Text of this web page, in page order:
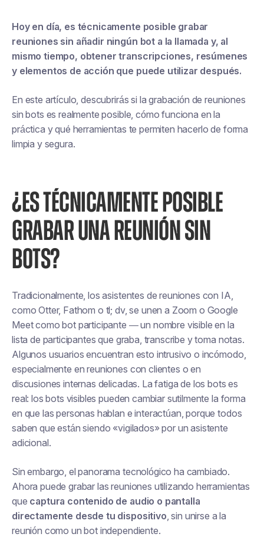
Hoy en día, es técnicamente posible grabar
reuniones sin añadir ningún bot a la llamada y, al
mismo tiempo, obtener transcripciones, resúmenes
y elementos de acción que puede utilizar después.
En este artículo, descubrirás si la grabación de reuniones
sin bots es realmente posible, cómo funciona en la
práctica y qué herramientas te permiten hacerlo de forma
limpia y segura.
¿ES TÉCNICAMENTE POSIBLE
GRABAR UNA REUNIÓN SIN
BOTS?
Tradicionalmente, los asistentes de reuniones con IA,
como Otter, Fathom o tl; dv, se unen a Zoom o Google
Meet comobot participante — un nombre visible en la
lista de participantes que graba, transcribe y toma notas.
Algunos usuarios encuentran esto intrusivo o incómodo,
especialmente en reuniones con clientes o en
discusiones internas delicadas. La fatiga de los bots es
real: los bots visibles pueden cambiar sutilmente la forma
en que las personas hablan e interactúan, porque todos
saben que están siendo «vigilados» por un asistente
adicional.
Sin embargo, el panorama tecnológico ha cambiado.
Ahora puede grabar las reuniones utilizando herramientas
que captura contenido de audio o pantalla
directamente desde tu dispositivo, sin unirse a la
reunión como un bot independiente.